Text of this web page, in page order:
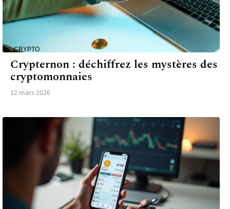
CRYPTO
Crypternon : déchiffrez les mystères des
cryptomonnaies
12 mars 2026